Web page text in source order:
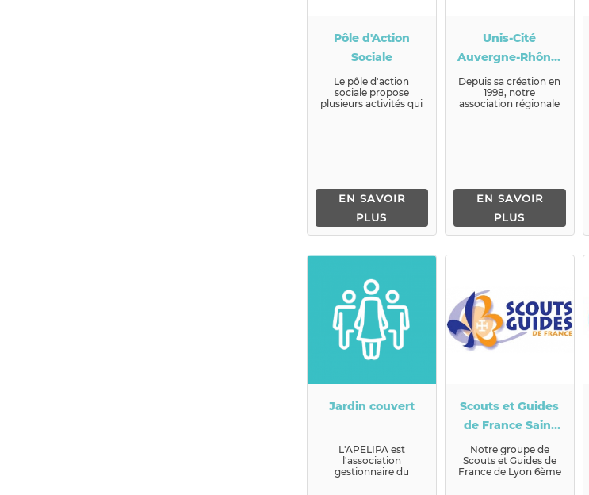
Pôle d'Action
Sociale
Le pôle d'action
sociale propose
plusieurs activités qui
EN SAVOIR
PLUS
Unis-Cité
Auvergne-Rhône-
Alpes
Depuis sa création en
1998, notre
association régionale
EN SAVOIR
PLUS
Jardin couvert
L'APELIPA est
l'association
gestionnaire du
Scouts et Guides
de France Saint
Joseph des
Brotteaux Lyon
Notre groupe de
Scouts et Guides de
France de Lyon 6ème